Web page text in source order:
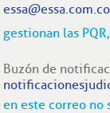
essa@essa.com.co
gestionan las PQR,
Buzón de
en este correo no